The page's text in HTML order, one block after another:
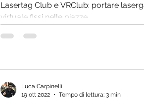
Lasertag Club e VRClub: portare
virtuale fissi nelle piazze...
Luca Carpinelli
19 ott 2022
Tempo di lettura: 3 min